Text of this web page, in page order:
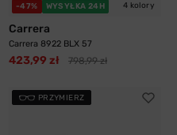
-47% WYSYŁKA 24H 4 kolory
Carrera
Carrera 8922 BLX 57
423,99 zł 798,99 zł
PRZYMIERZ